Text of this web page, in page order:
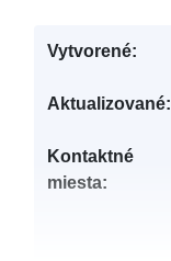
Vytvorené:
Aktualizované:
Kontaktné
miesta: